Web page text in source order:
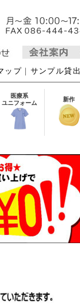
ップ ｜ サンプル貸出
医療系
ユニフォーム
新作